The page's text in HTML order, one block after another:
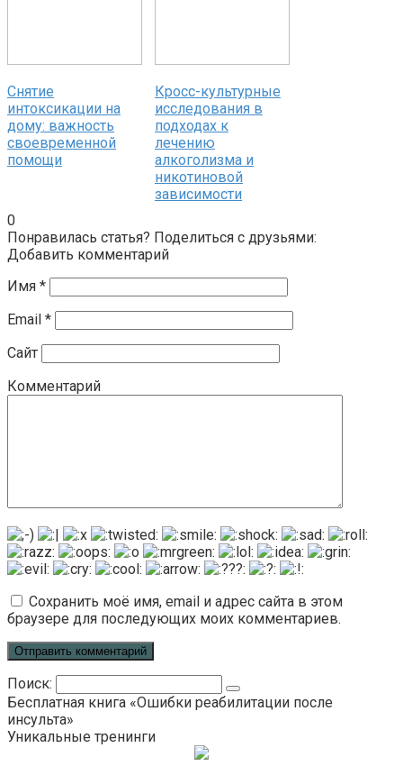
Снятие
интоксикации на
дому: важность
своевременной
помощи
Кросс-культурные
исследования в
подходах к
лечению
алкоголизма и
никотиновой
зависимости
0
Понравилась статья? Поделиться с друзьями:
Добавить комментарий
Имя *
Email *
Сайт
Комментарий
Сохранить моё имя, email и адрес сайта в этом
браузере для последующих моих комментариев.
Поиск:
Бесплатная книга «Ошибки реабилитации после
инсульта»
Уникальные тренинги